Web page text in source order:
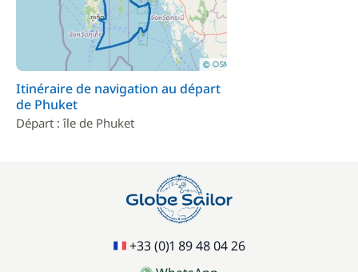
Itinéraire de navigation au départ
de Phuket
Départ : île de Phuket
+33 (0)1 89 48 04 26